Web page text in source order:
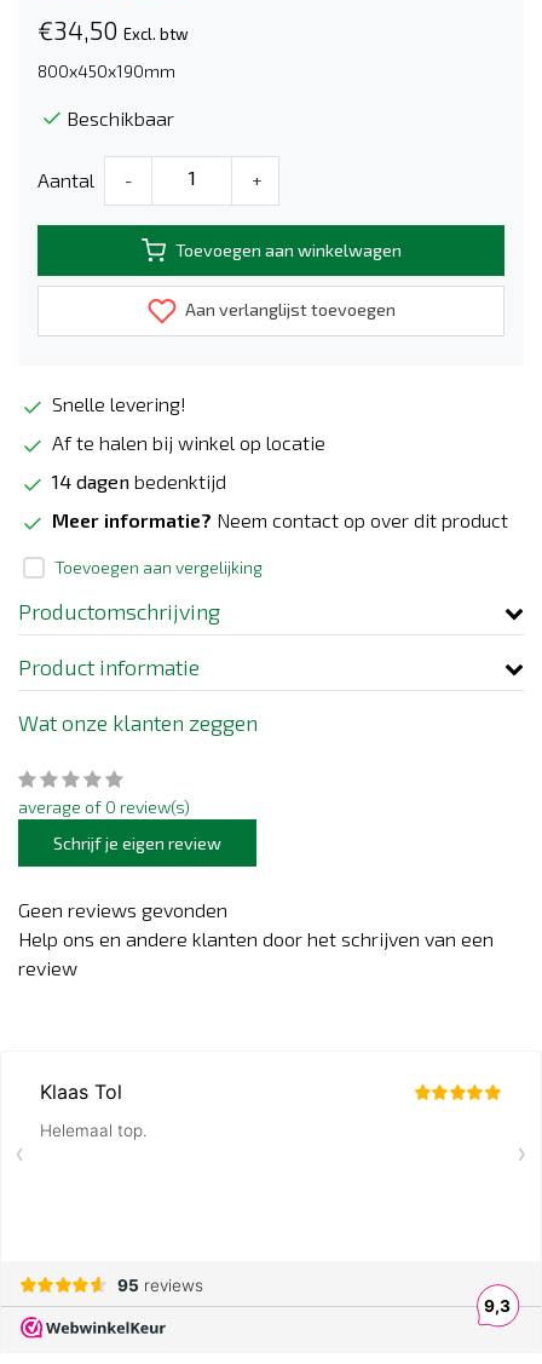
€34,50 Excl. btw
800x450x190mm
Beschikbaar
Aantal - +
Toevoegen aan winkelwagen
Aan verlanglijst toevoegen
Snelle levering!
Af te halen bij winkel op locatie
14 dagen bedenktijd
Meer informatie? Neem contact op over dit product
Toevoegen aan vergelijking
Productomschrijving
Product informatie
Wat onze klanten zeggen
average of 0 review(s)
Schrijf je eigen review
Geen reviews gevonden
Help ons en andere klanten door het schrijven van een
review